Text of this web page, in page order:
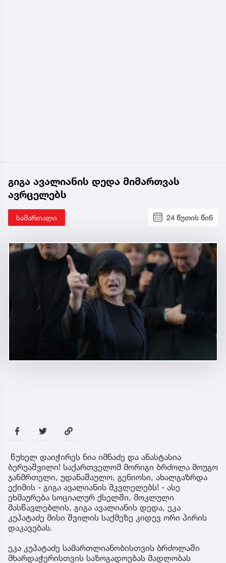
გიგა ავალიანის დედა მიმართვას
ავრცელებს
სამართალი 24 წუთის წინ
წუხელ დაიჭირეს ნია იმნაძე და ანასტასია
ბერუაშვილი! საქართველომ მორიგი ბრძოლა მოუგო
ჯანმრთელი, უდანაშაულო, გენიოსი, ახალგაზრდა
ექიმის - გიგა ავალიანის მკვლელებს! - ასე
ეხმაურება სოციალურ ქსელში, მოკლული
მასწავლებლის, გიგა ავალიანის დედა, ეკა
კუპატაძე მისი შვილის საქმეზე კიდევ ორი პირის
დაკავებას.
ეკა კუპატაძე სამართლიანობისთვის ბრძოლაში
მხარდაჭერისთვის საზოგადოებას მადლობას